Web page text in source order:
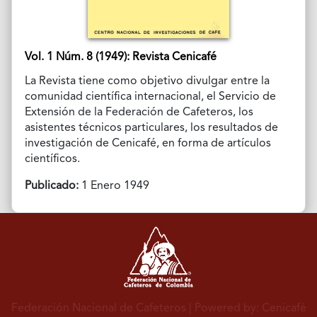
Vol. 1 Núm. 8 (1949): Revista Cenicafé
La Revista tiene como objetivo divulgar entre la
comunidad científica internacional, el Servicio de
Extensión de la Federación de Cafeteros, los
asistentes técnicos particulares, los resultados de
investigación de Cenicafé, en forma de artículos
científicos.
Publicado:1 Enero 1949
Federación Nacional de Cafeteros | Powered by: Cenicafé